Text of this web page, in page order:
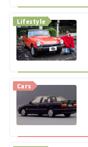
Lifestyle
Cars